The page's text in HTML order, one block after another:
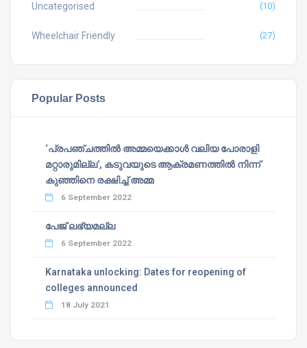
Uncategorised (10)
Wheelchair Friendly (27)
Popular Posts
‘പ്രപഞ്ചത്തില്‍ അമ്മയെക്കാള്‍ വലിയ പോരാളി
മറ്റാരുമില്ല’, കടുവയുടെ ആക്രമണത്തില്‍ നിന്ന്
കുഞ്ഞിനെ രക്ഷിച്ച് അമ്മ
6 September 2022
പേജ് ലഭ്യമല്ല
6 September 2022
Karnataka unlocking: Dates for reopening of
colleges announced
18 July 2021